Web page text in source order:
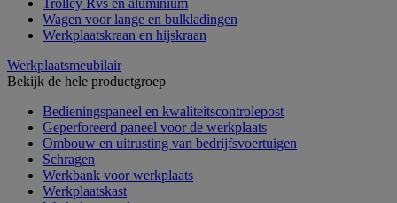
Wagen voor lange en bulkladingen
Werkplaatskraan en hijskraan
Werkplaatsmeubilair
Bekijk de hele productgroep
Bedieningspaneel en kwaliteitscontrolepost
Geperforeerd paneel voor de werkplaats
Ombouw en uitrusting van bedrijfsvoertuigen
Schragen
Werkbank voor werkplaats
Werkplaatskast